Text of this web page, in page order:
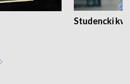
Studencki